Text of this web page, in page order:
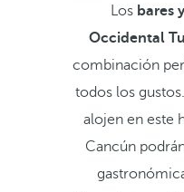
Los bares
Occidental
combinación
todos los
alojen en este
Cancún